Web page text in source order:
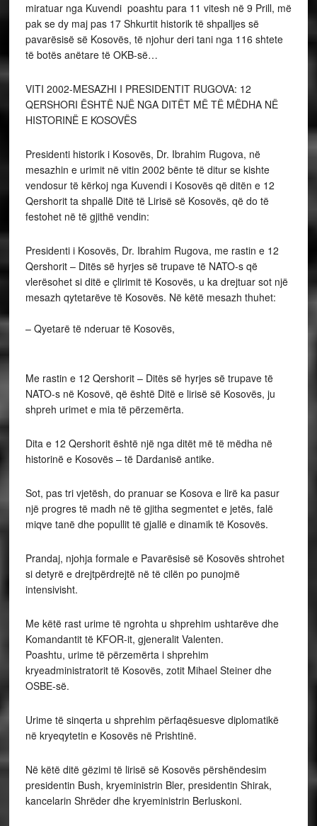
miratuar nga Kuvendi poashtu para 11 vitesh në 9 Prill, më
pak se dy maj pas 17 Shkurtit historik të shpalljes së
pavarësisë së Kosovës, të njohur deri tani nga 116 shtete
të botës anëtare të OKB-së…
VITI 2002-MESAZHI I PRESIDENTIT RUGOVA: 12
QERSHORI ËSHTË NJË NGA DITËT MË TË MËDHA NË
HISTORINË E KOSOVËS
Presidenti historik i Kosovës, Dr. Ibrahim Rugova, në
mesazhin e urimit në vitin 2002 bënte të ditur se kishte
vendosur të kërkoj nga Kuvendi i Kosovës që ditën e 12
Qershorit ta shpallë Ditë të Lirisë së Kosovës, që do të
festohet në të gjithë vendin:
Presidenti i Kosovës, Dr. Ibrahim Rugova, me rastin e 12
Qershorit – Ditës së hyrjes së trupave të NATO-s që
vlerësohet si ditë e çlirimit të Kosovës, u ka drejtuar sot një
mesazh qytetarëve të Kosovës. Në këtë mesazh thuhet:
– Qyetarë të nderuar të Kosovës,
Me rastin e 12 Qershorit – Ditës së hyrjes së trupave të
NATO-s në Kosovë, që është Ditë e lirisë së Kosovës, ju
shpreh urimet e mia të përzemërta.
Dita e 12 Qershorit është një nga ditët më të mëdha në
historinë e Kosovës – të Dardanisë antike.
Sot, pas tri vjetësh, do pranuar se Kosova e lirë ka pasur
një progres të madh në të gjitha segmentet e jetës, falë
miqve tanë dhe popullit të gjallë e dinamik të Kosovës.
Prandaj, njohja formale e Pavarësisë së Kosovës shtrohet
si detyrë e drejtpërdrejtë në të cilën po punojmë
intensivisht.
Me këtë rast urime të ngrohta u shprehim ushtarëve dhe
Komandantit të KFOR-it, gjeneralit Valenten.
Poashtu, urime të përzemërta i shprehim
kryeadministratorit të Kosovës, zotit Mihael Steiner dhe
OSBE-së.
Urime të sinqerta u shprehim përfaqësuesve diplomatikë
në kryeqytetin e Kosovës në Prishtinë.
Në këtë ditë gëzimi të lirisë së Kosovës përshëndesim
presidentin Bush, kryeministrin Bler, presidentin Shirak,
kancelarin Shrëder dhe kryeministrin Berluskoni.